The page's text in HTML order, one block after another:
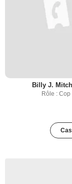
Billy J.
Rôle : Cop